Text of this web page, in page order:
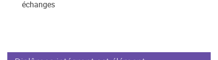
échanges